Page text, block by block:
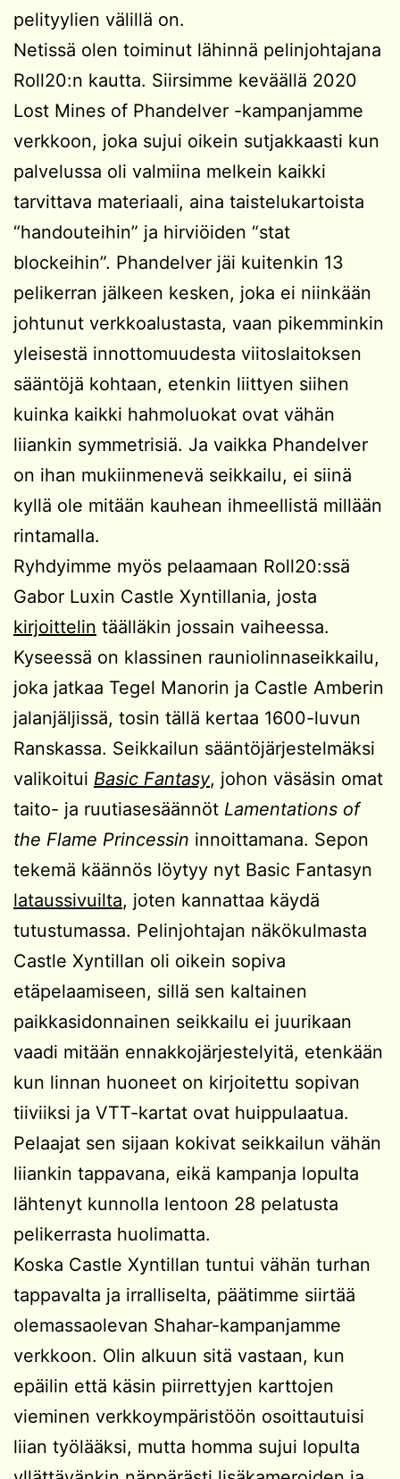
pelityylien välillä on.
Netissä olen toiminut lähinnä pelinjohtajana
Roll20:n kautta. Siirsimme keväällä 2020
Lost Mines of Phandelver -kampanjamme
verkkoon, joka sujui oikein sutjakkaasti kun
palvelussa oli valmiina melkein kaikki
tarvittava materiaali, aina taistelukartoista
“handouteihin” ja hirviöiden “stat
blockeihin”. Phandelver jäi kuitenkin 13
pelikerran jälkeen kesken, joka ei niinkään
johtunut verkkoalustasta, vaan pikemminkin
yleisestä innottomuudesta viitoslaitoksen
sääntöjä kohtaan, etenkin liittyen siihen
kuinka kaikki hahmoluokat ovat vähän
liiankin symmetrisiä. Ja vaikka Phandelver
on ihan mukiinmenevä seikkailu, ei siinä
kyllä ole mitään kauhean ihmeellistä millään
rintamalla.
Ryhdyimme myös pelaamaan Roll20:ssä
Gabor Luxin Castle Xyntillania, josta
kirjoittelin täälläkin jossain vaiheessa.
Kyseessä on klassinen rauniolinnaseikkailu,
joka jatkaa Tegel Manorin ja Castle Amberin
jalanjäljissä, tosin tällä kertaa 1600-luvun
Ranskassa. Seikkailun sääntöjärjestelmäksi
valikoitui Basic Fantasy, johon väsäsin omat
taito- ja ruutiasesäännöt Lamentations of
the Flame Princessin innoittamana. Sepon
tekemä käännös löytyy nyt Basic Fantasyn
lataussivuilta, joten kannattaa käydä
tutustumassa. Pelinjohtajan näkökulmasta
Castle Xyntillan oli oikein sopiva
etäpelaamiseen, sillä sen kaltainen
paikkasidonnainen seikkailu ei juurikaan
vaadi mitään ennakkojärjestelyitä, etenkään
kun linnan huoneet on kirjoitettu sopivan
tiiviiksi ja VTT-kartat ovat huippulaatua.
Pelaajat sen sijaan kokivat seikkailun vähän
liiankin tappavana, eikä kampanja lopulta
lähtenyt kunnolla lentoon 28 pelatusta
pelikerrasta huolimatta.
Koska Castle Xyntillan tuntui vähän turhan
tappavalta ja irralliselta, päätimme siirtää
olemassaolevan Shahar-kampanjamme
verkkoon. Olin alkuun sitä vastaan, kun
epäilin että käsin piirrettyjen karttojen
vieminen verkkoympäristöön osoittautuisi
liian työlääksi, mutta homma sujui lopulta